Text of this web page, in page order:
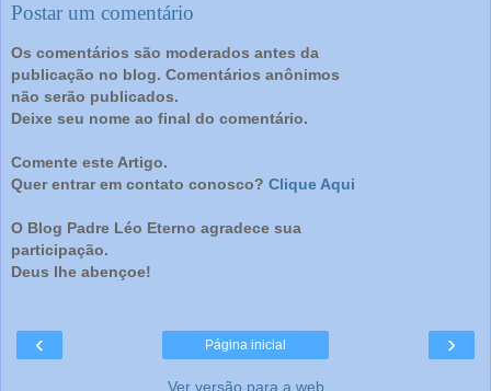
Postar um comentário
Os comentários são moderados antes da
publicação no blog. Comentários anônimos
não serão publicados.
Deixe seu nome ao final do comentário.
Comente este Artigo.
Quer entrar em contato conosco? Clique Aqui
O Blog Padre Léo Eterno agradece sua
participação.
Deus lhe abençoe!
‹ ›
Página inicial
Ver versão para a web